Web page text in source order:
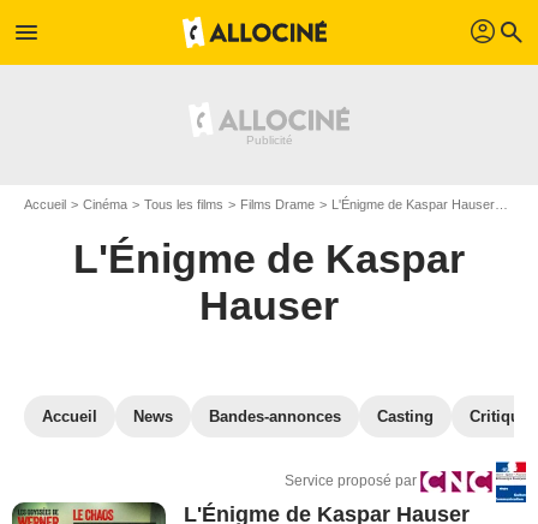
menu profil search
Accueil Cinéma Tous les films Films Drame L'Énigme de Kaspar Hauser
L'Énigme de Kaspar
Hauser
Accueil News Bandes-annonces Casting
Service proposé par
L'Énigme de Kaspar Hauser